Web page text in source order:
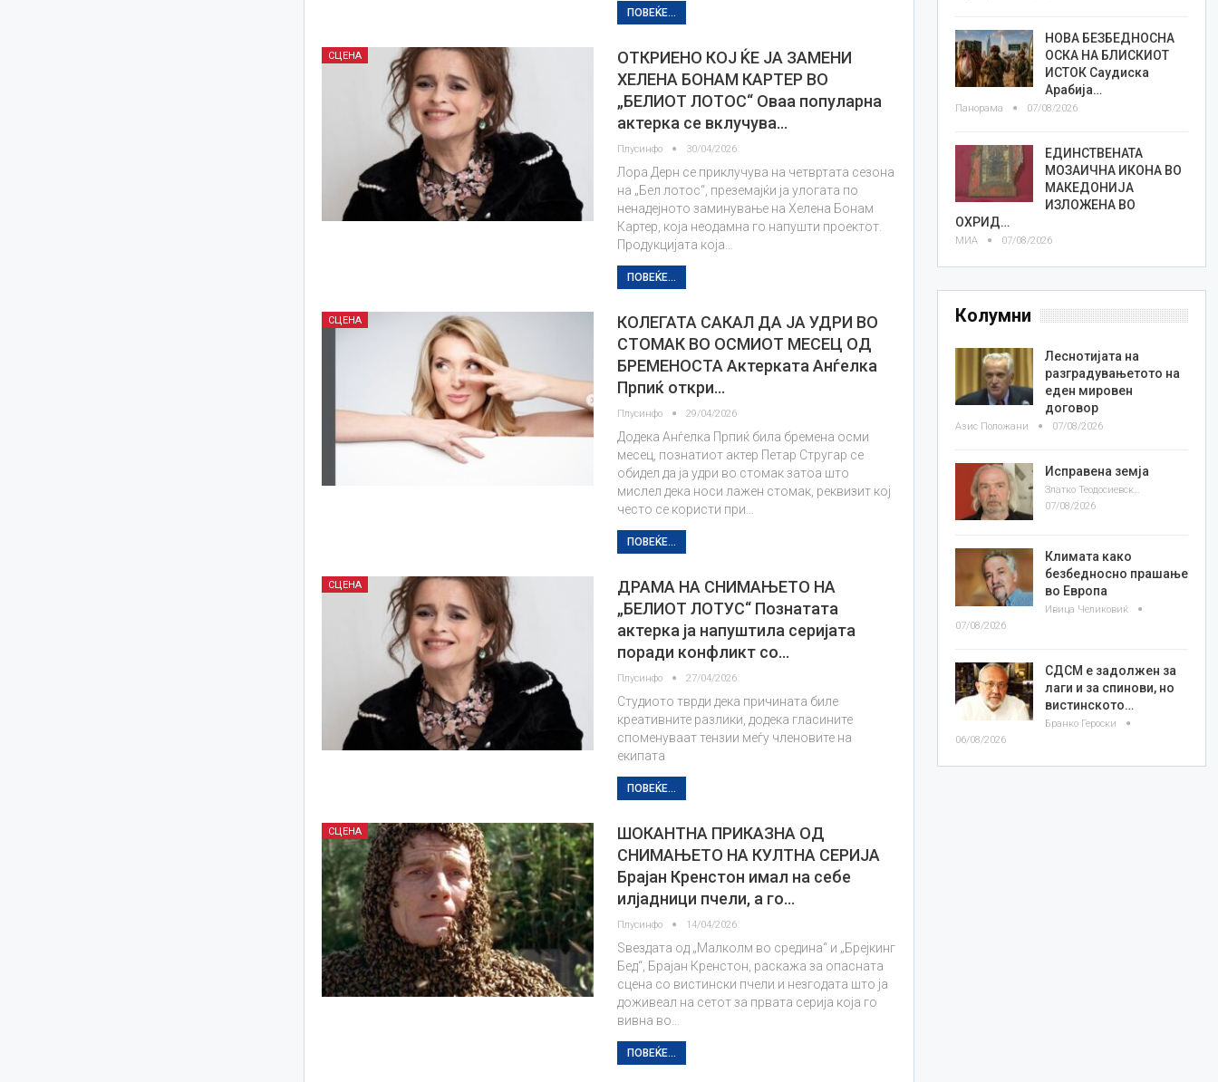
ПОВЕЌЕ...
СЦЕНА
ОТКРИЕНО КОЈ ЌЕ ЈА ЗАМЕНИ
ХЕЛЕНА БОНАМ КАРТЕР ВО
„БЕЛИОТ ЛОТОС“ Оваа популарна
актерка се вклучува…
Плусинфо 30/04/2026
Лора Дерн се приклучува на четвртата сезона
на „Бел лотос“, преземајќи ја улогата по
ненадејното заминување на Хелена Бонам
Картер, која неодамна го напушти проектот.
Продукцијата која…
ПОВЕЌЕ...
СЦЕНА
КОЛЕГАТА САКАЛ ДА ЈА УДРИ ВО
СТОМАК ВО ОСМИОТ МЕСЕЦ ОД
БРЕМЕНОСТА Актерката Анѓелка
Прпиќ откри…
Плусинфо 29/04/2026
Додека Анѓелка Прпиќ била бремена осми
месец, познатиот актер Петар Стругар се
обидел да ја удри во стомак затоа што
мислел дека носи лажен стомак, реквизит кој
често се користи при…
ПОВЕЌЕ...
СЦЕНА
ДРАМА НА СНИМАЊЕТО НА
„БЕЛИОТ ЛОТУС“ Познатата
актерка ја напуштила серијата
поради конфликт со…
Плусинфо 27/04/2026
Студиото тврди дека причината биле
креативните разлики, додека гласините
споменуваат тензии меѓу членовите на
екипата
ПОВЕЌЕ...
СЦЕНА
ШОКАНТНА ПРИКАЗНА ОД
СНИМАЊЕТО НА КУЛТНА СЕРИЈА
Брајан Кренстон имал на себе
илјадници пчели, а го…
Плусинфо 14/04/2026
Ѕвездата од „Малколм во средина“ и „Брејкинг
Бед“, Брајан Кренстон, раскажа за опасната
сцена со вистински пчели и незгодата што ја
доживеал на сетот за првата серија која го
вивна во…
ПОВЕЌЕ...
НОВА БЕЗБЕДНОСНА
ОСКА НА БЛИСКИОТ
ИСТОК Саудиска
Арабија…
Панорама 07/08/2026
ЕДИНСТВЕНАТА
МОЗАИЧНА ИКОНА ВО
МАКЕДОНИЈА
ИЗЛОЖЕНА ВО
ОХРИД…
МИА 07/08/2026
Колумни
Леснотијата на
разградувањетото на
еден мировен
договор
Азис Положани 07/08/2026
Исправена земја
Златко Теодосиевски
07/08/2026
Климата како
безбедносно прашање
во Европа
Ивица Челиковиќ
07/08/2026
СДСМ е задолжен за
лаги и за спинови, но
вистинското…
Бранко Героски
06/08/2026